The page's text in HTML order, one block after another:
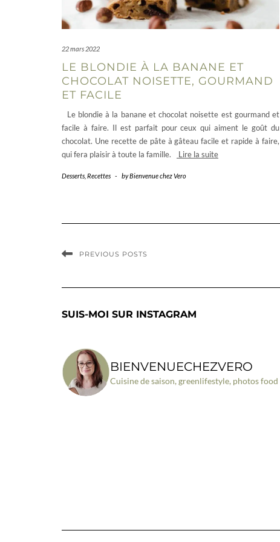
22 mars 2022
LE BLONDIE À LA BANANE ET
CHOCOLAT NOISETTE, GOURMAND
ET FACILE
Le blondie à la banane et chocolat noisette est gourmand et
facile à faire. Il est parfait pour ceux qui aiment le goût du
chocolat. Une recette de pâte à gâteau facile et rapide à faire,
qui fera plaisir à toute la famille.
Lire la suite
Desserts Recettes - byBienvenue chez Vero
PREVIOUS POSTS
SUIS-MOI SUR INSTAGRAM
BIENVENUECHEZVERO
Cuisine de saison, greenlifestyle, photos food